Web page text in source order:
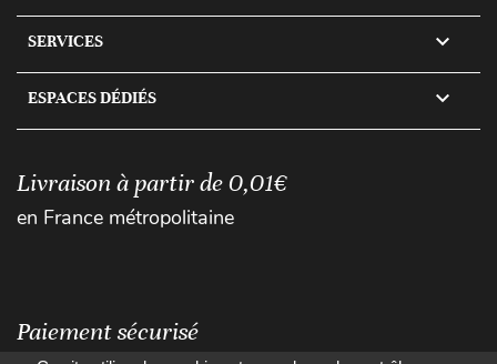
SERVICES 
ESPACES DÉDIÉS 
Livraison à partir de 0,01€
en France métropolitaine
Paiement sécurisé